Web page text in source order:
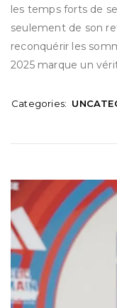
les temps forts de
seulement de son
reconquérir les
2025 marque un
Categories: